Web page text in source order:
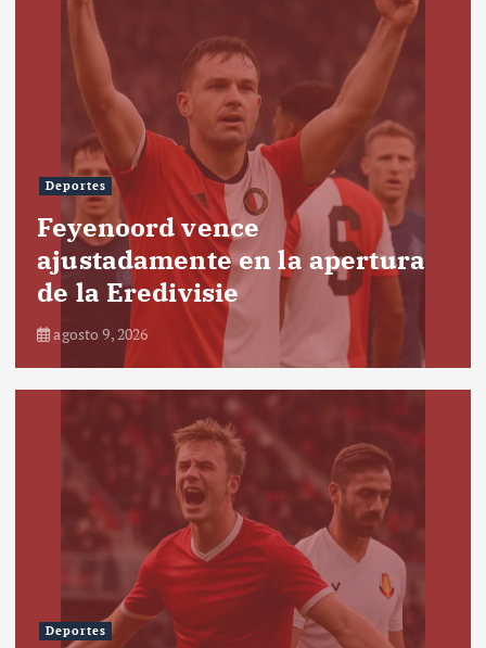
Deportes
Feyenoord vence
ajustadamente en la apertura
de la Eredivisie
agosto 9, 2026
Deportes